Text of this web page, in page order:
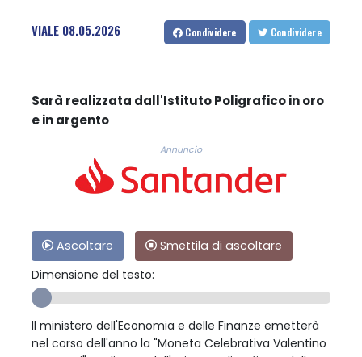
VIALE 08.05.2026 Condividere Condividere
Sarà realizzata dall'Istituto Poligrafico in oro
e in argento
Annuncio
Ascoltare
Smettila di ascoltare
Dimensione del testo:
Il ministero dell'Economia e delle Finanze emetterà
nel corso dell'anno la "Moneta Celebrativa Valentino